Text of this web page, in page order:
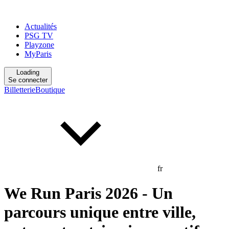
Actualités
PSG TV
Playzone
MyParis
Loading
Se connecter
BilletterieBoutique
fr
We Run Paris 2026 - Un
parcours unique entre ville,